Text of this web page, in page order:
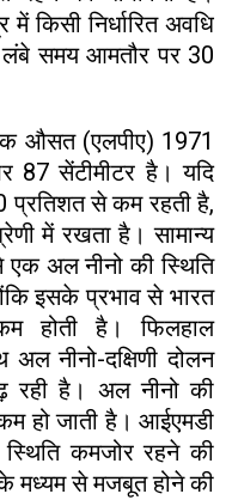
किसी निर्धारित अवधि
लंबे समय आमतौर पर 30
औसत (एलपीए) 1971
सेंटीमीटर है। यदि
प्रतिशत से कम रहती है,
में रखता है। सामान्य
एक अल नीनो की स्थिति
इसके प्रभाव से भारत
होती है। फिलहाल
नीनो-दक्षिणी दोलन
रही है। अल नीनो की
हो जाती है। आईएमडी
कमजोर रहने की
मध्यम से मजबूत होने की